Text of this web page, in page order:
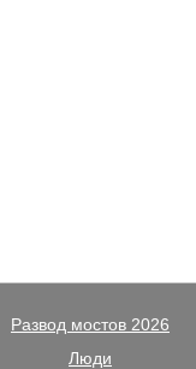
Развод мостов 2026
Люди